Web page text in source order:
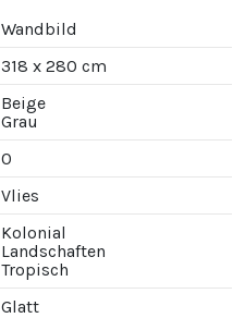
Wandbild
318 x 280 cm
Beige
Grau
0
Vlies
Kolonial
Landschaften
Tropisch
Glatt